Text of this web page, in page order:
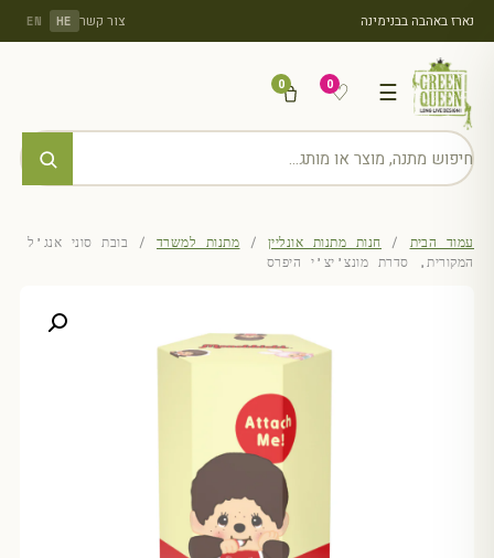
נארז באהבה בבנימינה צור קשר HE
EN
☰
♡
0
0
עמוד הבית / חנות מתנות אונליין / מתנות למשרד / בובת סוני אנג’ל
המקורית, סדרת מונצ’יצ’י היפרס